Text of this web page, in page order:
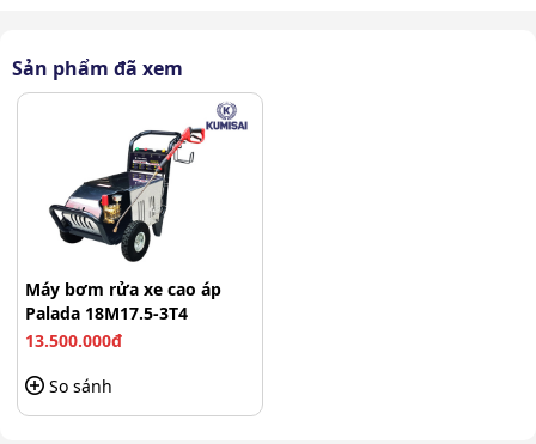
bền cao, chịu được áp lực lớn.
Súng cao áp: Chiều dài lớn để có thể tiếp cận với
nhiều vị trí khác nhau. Hơn nữa phần cò súng thông
minh, khi nhả cò nước tự động ngắt giúp tiết kiệm
tối đa lượng nước.
Sản phẩm đã xem
Máy bơm rửa xe cao áp
Palada 18M17.5-3T4
13.500.000đ
So sánh